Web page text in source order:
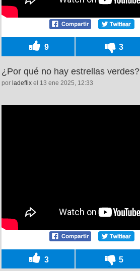
9 3
¿Por qué no hay estrellas verdes?
por ladeflix el 13 ene 2025, 12:33
3 5